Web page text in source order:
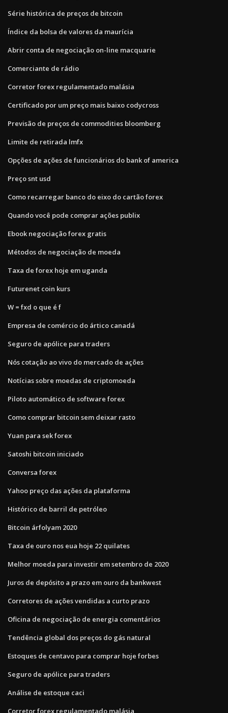
Série histórica de preços de bitcoin
Índice da bolsa de valores da maurícia
Abrir conta de negociação on-line macquarie
Comerciante de rádio
Corretor forex regulamentado malásia
Certificado por um preço mais baixo codycross
Previsão de preços de commodities bloomberg
Limite de retirada lmfx
Opções de ações de funcionários do bank of america
Preço snt usd
Como recarregar banco do eixo do cartão forex
Quando você pode comprar ações publix
Ebook negociação forex gratis
Métodos de negociação de moeda
Taxa de forex hoje em uganda
Futurenet coin kurs
W = fxd o que é f
Empresa de comércio do ártico canadá
Seguro de apólice para traders
Nós cotação ao vivo do mercado de ações
Notícias sobre moedas de criptomoeda
Piloto automático de software forex
Como comprar bitcoin sem deixar rasto
Yuan para sek forex
Satoshi bitcoin iniciado
Conversa forex
Yahoo preço das ações da plataforma
Histórico de barril de petróleo
Bitcoin árfolyam 2020
Taxa de ouro nos eua hoje 22 quilates
Melhor moeda para investir em setembro de 2020
Juros de depósito a prazo em ouro da bankwest
Corretores de ações vendidas a curto prazo
Oficina de negociação de energia comentários
Tendência global dos preços do gás natural
Estoques de centavo para comprar hoje forbes
Seguro de apólice para traders
Análise de estoque caci
Corretor forex regulamentado malásia